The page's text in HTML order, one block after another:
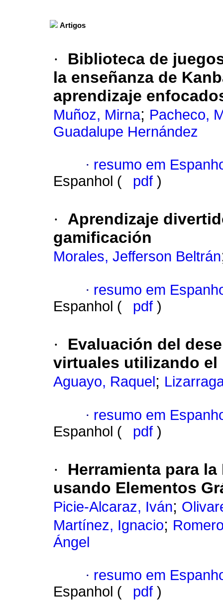
Artigos
·
Biblioteca de
la enseñanza de
aprendizaje
Muñoz, Mirna; Pacheco,
Guadalupe Hernández
· resumo em
Espanhol (
pdf )
·
Aprendizaje
gamificación
Morales, Jefferson Beltrán
· resumo em
Espanhol (
pdf )
·
Evaluación del
virtuales utilizando el
Aguayo, Raquel ;
· resumo em
Espanhol (
pdf )
·
Herramienta para
usando Elementos
Picie-Alcaraz, Iván;
Martínez, Ignacio;
Ángel
· resumo em
Espanhol (
pdf )